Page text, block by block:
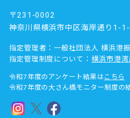
〒231-0002
神奈川県横浜市中区海岸通り1-
指定管理者：一般社団法人 横浜港
指定管理制度について： 横浜市港湾
令和7年度のアンケート結果は こちら
令和7年度の大さん橋モニター制度の